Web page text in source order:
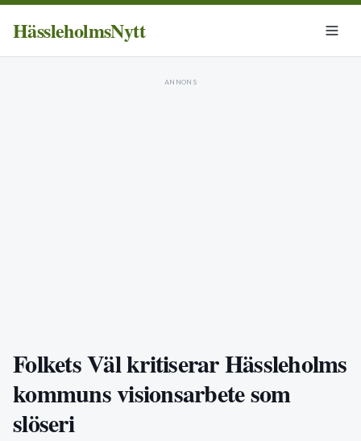
HässleholmsNytt
ANNONS
Folkets Väl kritiserar Hässleholms
kommuns visionsarbete som
slöseri